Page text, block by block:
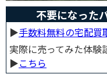
不要になった
▶︎手数料無料の宅配買
実際に売ってみた体験
▶︎こちら